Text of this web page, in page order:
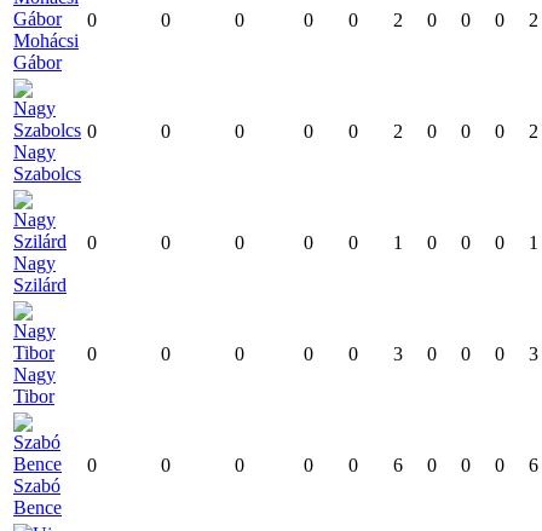
Mohácsi
Gábor
0 0 0 0 0 2 0 0 0 2
Nagy
Szabolcs
0 0 0 0 0 2 0 0 0 2
Nagy
Szilárd
0 0 0 0 0 1 0 0 0 1
Nagy
Tibor
0 0 0 0 0 3 0 0 0 3
Szabó
Bence
0 0 0 0 0 6 0 0 0 6